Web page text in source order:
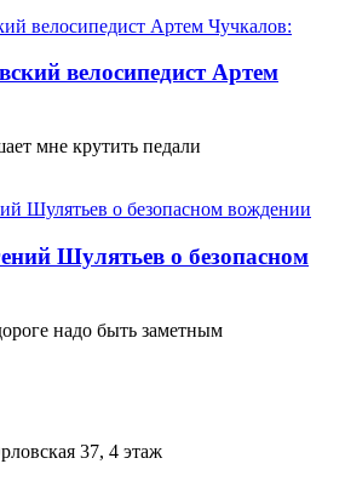
велосипедист Артем
мне крутить педали
Шулятьев о безопасном
надо быть заметным
37, 4 этаж